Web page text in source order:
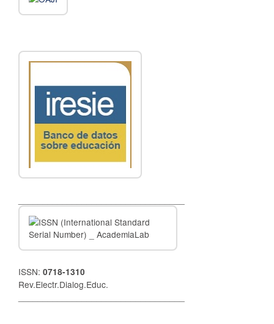
ISSN: 0718-1310
Rev.Electr.Dialog.Educ.